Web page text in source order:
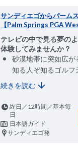
サンディエゴからパーム
【Palm Springs PGA
テレビの中で見る夢の
体験してみませんか？
砂漠地帯に突如広
知る人ぞ知るゴルフ
続きを読む
終日／12時間／基本毎
日
日本語ガイド
サンディエゴ発